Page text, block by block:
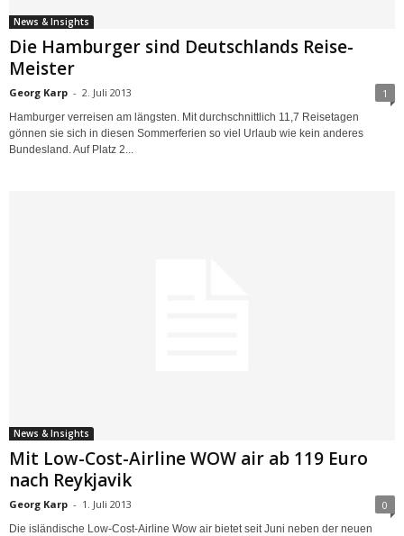
News & Insights
Die Hamburger sind Deutschlands Reise-
Meister
Georg Karp - 2. Juli 2013 1
Hamburger verreisen am längsten. Mit durchschnittlich 11,7 Reisetagen
gönnen sie sich in diesen Sommerferien so viel Urlaub wie kein anderes
Bundesland. Auf Platz 2...
News & Insights
Mit Low-Cost-Airline WOW air ab 119 Euro
nach Reykjavik
Georg Karp - 1. Juli 2013 0
Die isländische Low-Cost-Airline Wow air bietet seit Juni neben der neuen